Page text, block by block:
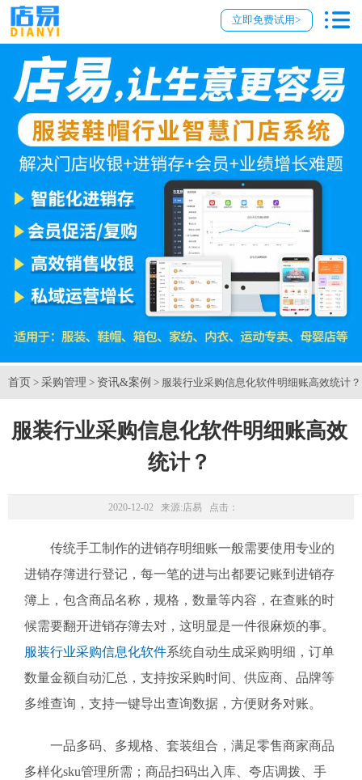
立即免费试用>
首页 > 采购管理 > 资讯&案例 > 服装行业采购信息化软件明细账高效统计？
服装行业采购信息化软件明细账高效
统计？
2020-12-02 来源:店易 点击：
传统手工制作的进销存明细账一般需要使用专业的
进销存簿进行登记，每一笔的进与出都要记账到进销存
簿上，包含商品名称，规格，数量等内容，在查账的时
候需要翻开进销存簿去对，这明显是一件很麻烦的事。
服装行业采购信息化软件系统自动生成采购明细，订单
数量金额自动汇总，支持按采购时间、供应商、品牌等
多维查询，支持一键导出查询数据，方便财务对账。
一品多码、多规格、套装组合，满足零售商家商品
多样化sku管理所需；商品扫码出入库、夸店调拨、手